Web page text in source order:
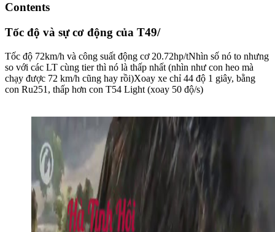
Contents
Tốc độ và sự cơ động của T49/
Tốc độ 72km/h và công suất động cơ 20.72hp/tNhìn số nó to nhưng
so với các LT cùng tier thì nó là thấp nhất (nhìn như con heo mà
chạy được 72 km/h cũng hay rồi)Xoay xe chỉ 44 độ 1 giây, bằng
con Ru251, thấp hơn con T54 Light (xoay 50 độ/s)